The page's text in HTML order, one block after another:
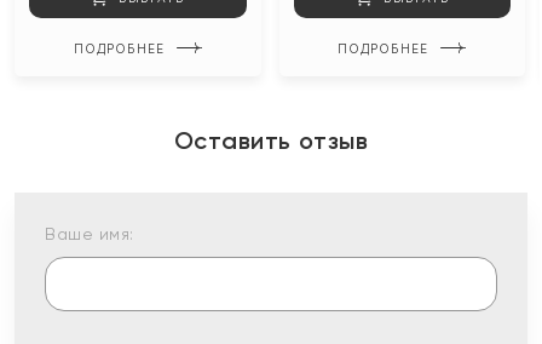
ПОДРОБНЕЕ ПОДРОБНЕЕ
Оставить отзыв
Ваше имя: